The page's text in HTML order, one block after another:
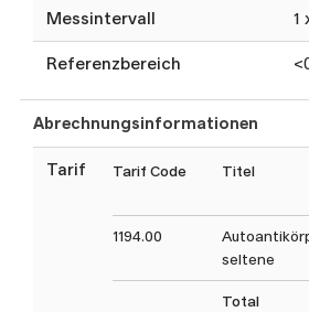
Messintervall 1
Referenzbereich
Abrechnungsinformationen
Tarif Tarif Code Titel
1194.00
seltene
Total